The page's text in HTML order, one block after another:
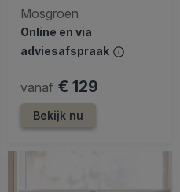
Mosgroen
Online en via
adviesafspraak
vanaf € 129
Bekijk nu